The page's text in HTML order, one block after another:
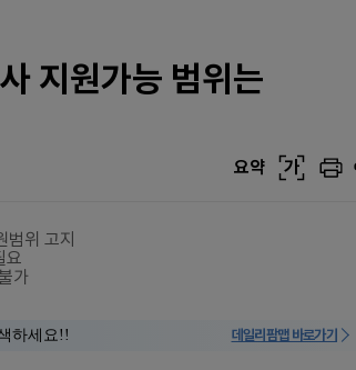
지원가능 범위는
요약 가
위 고지
요
가
하세요!! 데일리팜맵 바로가기